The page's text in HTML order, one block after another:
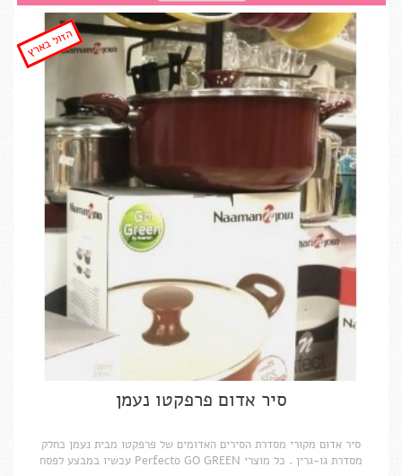
הזול בארץ
סיר אדום פרפקטו נעמן
סיר אדום מקורי מסדרת הסירים האדומים של פרפקטו מבית נעמן כחלק
מסדרת גו-גרין . כל מוצרי Perfecto GO GREEN עכשיו במבצע לפסח